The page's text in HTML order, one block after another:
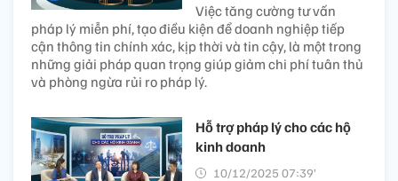
Việc tăng cường tư vấn
pháp lý miễn phí, tạo điều kiện để doanh nghiệp tiếp
cận thông tin chính xác, kịp thời và tin cậy, là một trong
những giải pháp quan trọng giúp giảm chi phí tuân thủ
và phòng ngừa rủi ro pháp lý.
Hỗ trợ pháp lý cho các hộ
kinh doanh
10/12/2025 07:39’